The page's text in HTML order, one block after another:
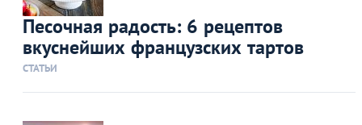
Песочная радость: 6 рецептов
вкуснейших французских тартов
СТАТЬИ